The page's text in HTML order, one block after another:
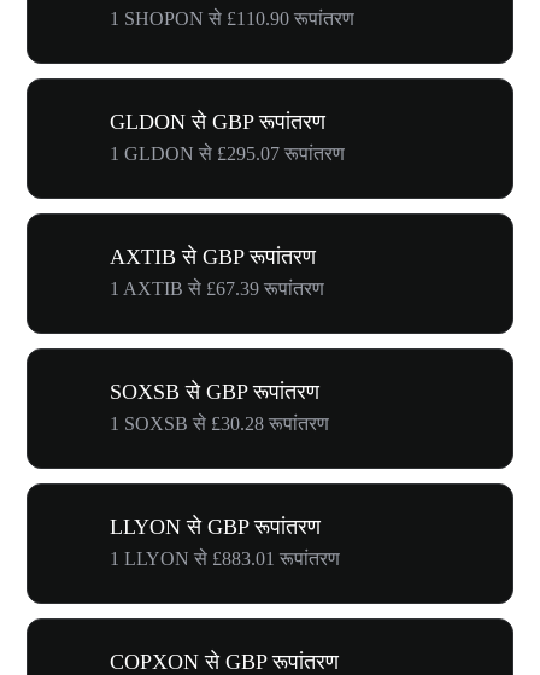
1 SHOPON से £110.90 रूपांतरण
GLDON से GBP रूपांतरण
1 GLDON से £295.07 रूपांतरण
AXTIB से GBP रूपांतरण
1 AXTIB से £67.39 रूपांतरण
SOXSB से GBP रूपांतरण
1 SOXSB से £30.28 रूपांतरण
LLYON से GBP रूपांतरण
1 LLYON से £883.01 रूपांतरण
COPXON से GBP रूपांतरण